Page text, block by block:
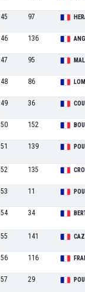
45 97
46 136
47 95
48 86
49 36
50 152
51 139
52 135
53 11
54 34
55 141
56 116
57 29